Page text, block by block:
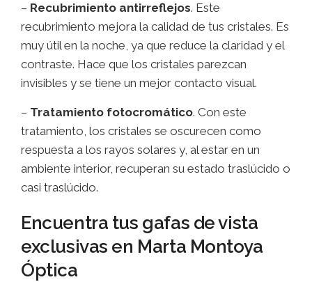
– Recubrimiento antirreflejos. Este
recubrimiento mejora la calidad de tus cristales. Es
muy útil en la noche, ya que reduce la claridad y el
contraste. Hace que los cristales parezcan
invisibles y se tiene un mejor contacto visual.
– Tratamiento fotocromático. Con este
tratamiento, los cristales se oscurecen como
respuesta a los rayos solares y, al estar en un
ambiente interior, recuperan su estado traslúcido o
casi traslúcido.
Encuentra tus gafas de vista
exclusivas en Marta Montoya
Óptica